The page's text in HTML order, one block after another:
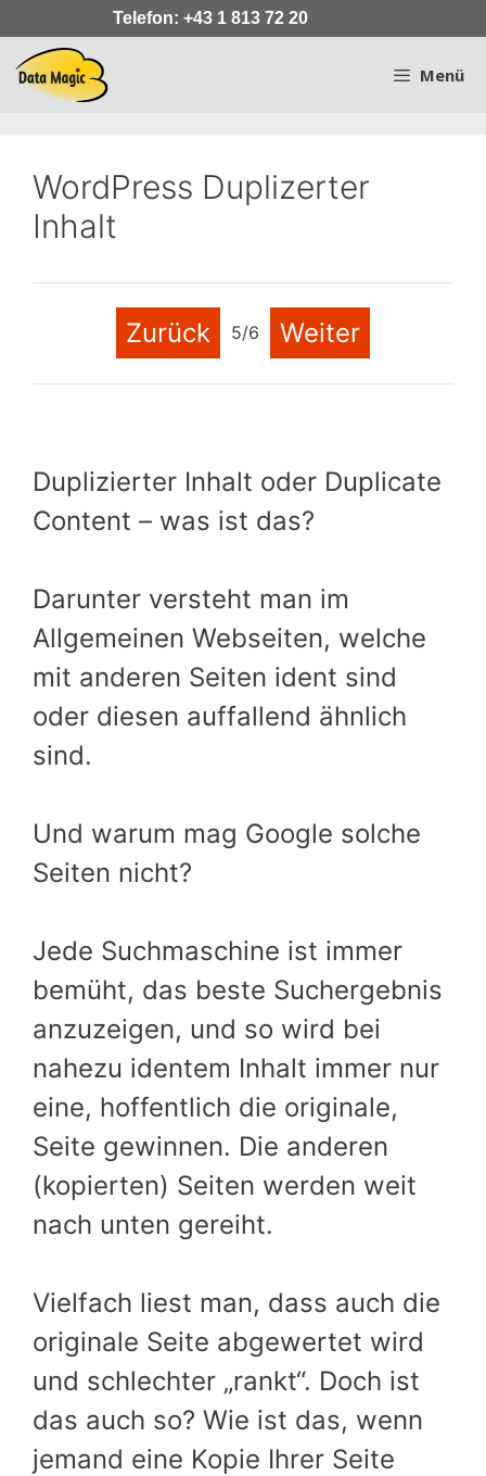
Inhalt
springen
Telefon: +43 1 813 72 20
Menü
WordPress Duplizerter
Inhalt
Zurück 5/6 Weiter
Duplizierter Inhalt oder Duplicate
Content – was ist das?
Darunter versteht man im
Allgemeinen Webseiten, welche
mit anderen Seiten ident sind
oder diesen auffallend ähnlich
sind.
Und warum mag Google solche
Seiten nicht?
Jede Suchmaschine ist immer
bemüht, das beste Suchergebnis
anzuzeigen, und so wird bei
nahezu identem Inhalt immer nur
eine, hoffentlich die originale,
Seite gewinnen. Die anderen
(kopierten) Seiten werden weit
nach unten gereiht.
Vielfach liest man, dass auch die
originale Seite abgewertet wird
und schlechter „rankt“. Doch ist
das auch so? Wie ist das, wenn
jemand eine Kopie Ihrer Seite